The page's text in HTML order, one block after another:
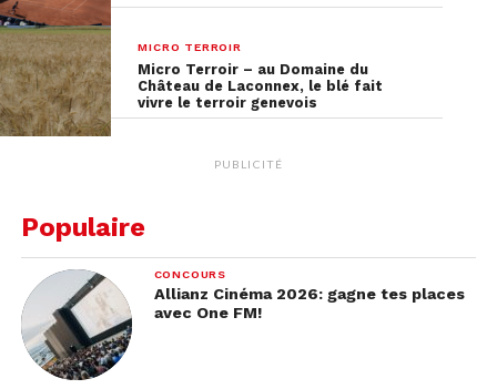
MICRO TERROIR
Micro Terroir – au Domaine du
Château de Laconnex, le blé fait
vivre le terroir genevois
PUBLICITÉ
Populaire
CONCOURS
Allianz Cinéma 2026: gagne tes places
avec One FM!